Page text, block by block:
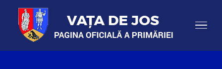
content